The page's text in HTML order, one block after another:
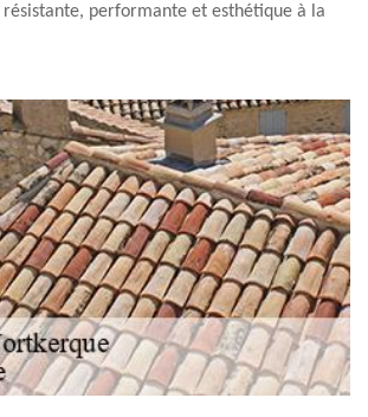
performante et esthétique à la